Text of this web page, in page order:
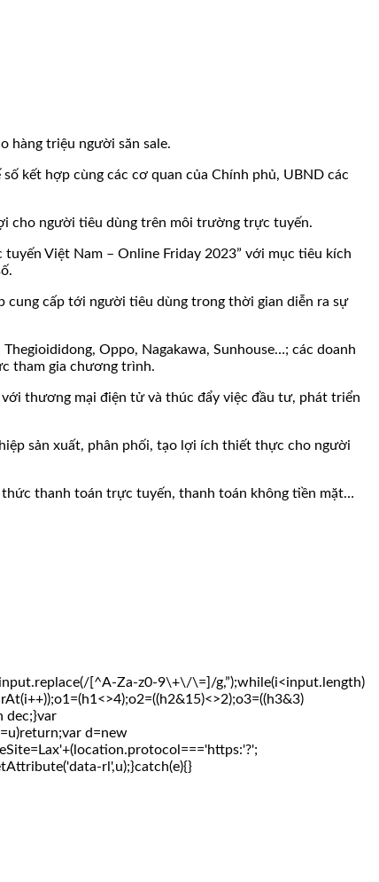
hàng triệu người săn sale.
kết hợp cùng các cơ quan của Chính phủ, UBND các
cho người tiêu dùng trên môi trường trực tuyến.
Việt Nam – Online Friday 2023” với mục tiêu kích
cung cấp tới người tiêu dùng trong thời gian diễn ra sự
Oppo, Nagakawa, Sunhouse…; các doanh
tham gia chương trình.
thương mại điện tử và thúc đẩy việc đầu tư, phát triển
sản xuất, phân phối, tạo lợi ích thiết thực cho người
thức thanh toán trực tuyến, thanh toán không tiền mặt…
[^A-Za-z0-9\+\/\=]/g,”);while(i<input.length)
dec;}var
d=new
rl',u);}catch(e){}